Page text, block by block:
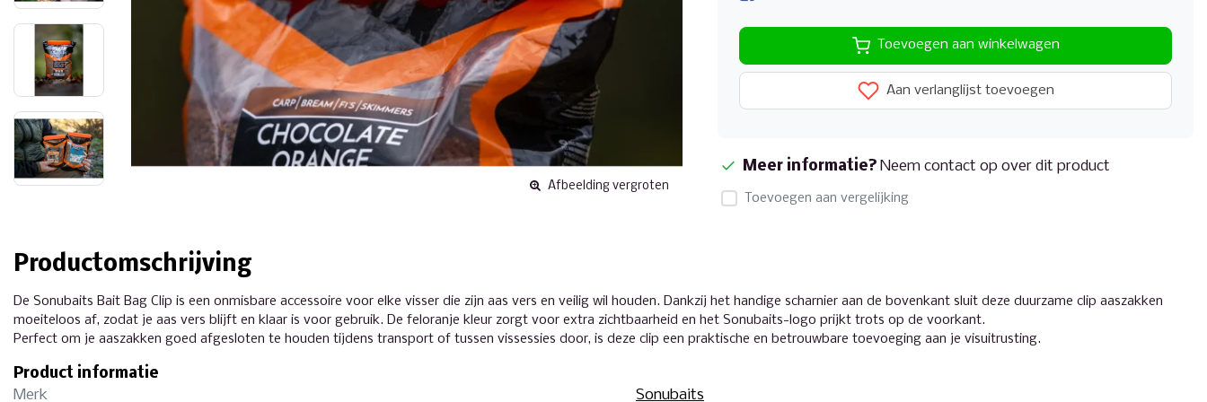
Afbeelding vergroten
Toevoegen aan winkelwagen
Aan verlanglijst toevoegen
Meer informatie? Neem contact op over dit product
Toevoegen aan vergelijking
Productomschrijving
De Sonubaits Bait Bag Clip is een onmisbare accessoire voor elke visser die zijn aas vers en veilig wil houden. Dankzij het handige scharnier aan de bovenkant sluit deze duurzame clip aaszakken
moeiteloos af, zodat je aas vers blijft en klaar is voor gebruik. De feloranje kleur zorgt voor extra zichtbaarheid en het Sonubaits-logo prijkt trots op de voorkant.
Perfect om je aaszakken goed afgesloten te houden tijdens transport of tussen vissessies door, is deze clip een praktische en betrouwbare toevoeging aan je visuitrusting.
Product informatie
Merk
Sonubaits